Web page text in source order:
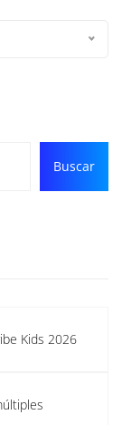
Buscar
Kids 2026